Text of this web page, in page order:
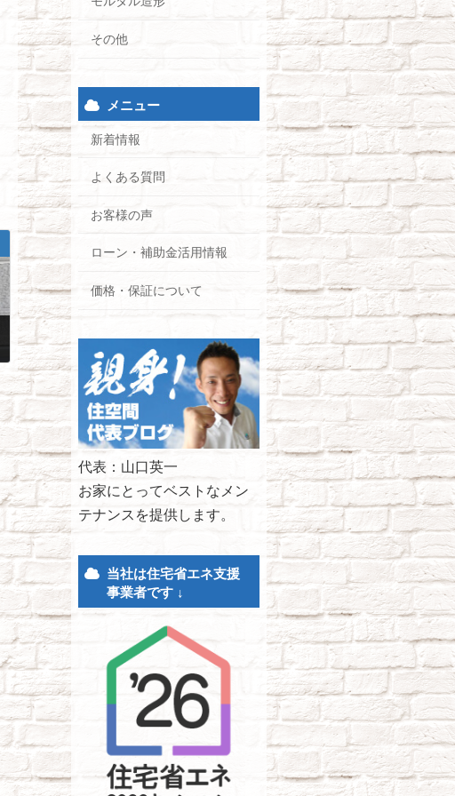
その他
メニュー
新着情報
よくある質問
お客様の声
ローン・補助金活用情報
価格・保証について
代表：山口英一
お家にとってベストなメン
テナンスを提供します。
当社は住宅省エネ支援
事業者です ↓